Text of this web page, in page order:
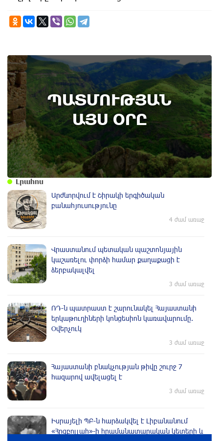
ՊԱՏՄՈՒԹՅԱՆ
ԱՅՍ ՕՐԸ
6th of August
Կառավարությունը ազդարարել է Հյուսիս -
Հարավ ավտոմայրուղու շինարարության
մեկնարկը․ պատմության այս օրը (6
օգոստոս)
Լրահոս
Արժևորվում է Շիրակի երգիծական
բանահյուսությունը
4 ժամ առաջ
Վրաստանում պետական ​​պաշտոնյային
կաշառելու փորձի համար քաղաքացի է
ձերբակալվել
3 ժամ առաջ
ՌԴ-ն պատրաստ է շարունակել Հայաստանի
երկաթուղիների կոնցեսիոն կառավարումը.
Օվերչուկ
3 ժամ առաջ
Հայաստանի բնակչության թիվը շուրջ 7
հազարով ավելացել է
3 ժամ առաջ
Իսրայելի ՊԲ-ն հարձակվել է Լիբանանում
«Հըզբոլլահ»-ի հրամանատարական կետերի և